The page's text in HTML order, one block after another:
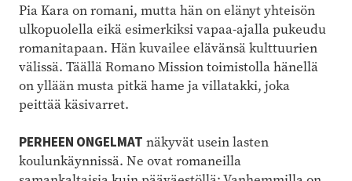
Pia Kara on romani, mutta hän on elänyt yhteisön
ulkopuolella eikä esimerkiksi vapaa-ajalla pukeudu
romanitapaan. Hän kuvailee elävänsä kulttuurien
välissä. Täällä Romano Mission toimistolla hänellä
on yllään musta pitkä hame ja villatakki, joka
peittää käsivarret.
PERHEEN ONGELMAT näkyvät usein lasten
koulunkäynnissä. Ne ovat romaneilla